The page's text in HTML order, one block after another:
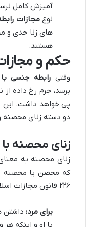
آمیزش کامل
نوع مجازات
های زنا حدی و
هستند.
حکم و مجازات
وقتی رابطه جنسی با
برسد، جرم رخ داده
پی خواهد داشت. این
دو دسته زنای محصنه
زنای محصنه با
زنای محصنه به
که محصن یا محصنه
۲۲۶ قانون مجازات اسلامی تعریف شده است:
برای مرد: داشتن
با او و اینکه هر